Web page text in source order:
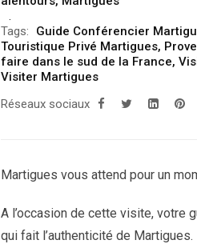
à
Tags: Guide Conférencier
Touristique Privé Martigues,
faire dans le sud de la France,
Visiter Martigues
Réseaux sociaux
Martigues vous attend pour un
A l’occasion de cette visite, votre
qui fait l’authenticité de